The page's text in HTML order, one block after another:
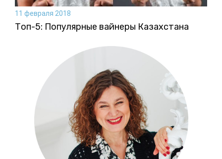
11 февраля 2018
Топ-5: Популярные вайнеры Казахстана